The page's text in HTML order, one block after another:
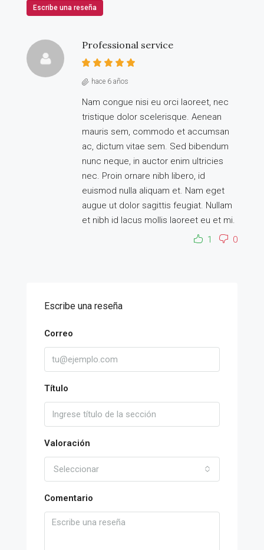
Escribe una reseña
Professional service
hace 6 años
Nam congue nisi eu orci laoreet, nec
tristique dolor scelerisque. Aenean
mauris sem, commodo et accumsan
ac, dictum vitae sem. Sed bibendum
nunc neque, in auctor enim ultricies
nec. Proin ornare nibh libero, id
euismod nulla aliquam et. Nam eget
augue ut dolor sagittis feugiat. Nullam
et nibh id lacus mollis laoreet eu et mi.
1
0
Escribe una reseña
Correo
Título
Valoración
Seleccionar
Comentario